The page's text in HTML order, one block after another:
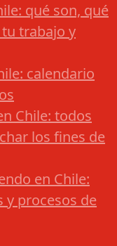
qué son, qué
trabajo y
calendario
Chile: todos
los fines de
en Chile:
y procesos de